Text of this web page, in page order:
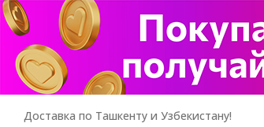
Доставка по Ташкенту и Узбекистану!